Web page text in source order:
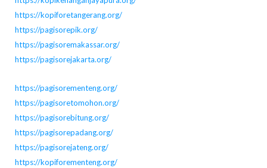
https://kopiforetangerang.org/
https://pagisorepik.org/
https://pagisoremakassar.org/
https://pagisorejakarta.org/
https://pagisorementeng.org/
https://pagisoretomohon.org/
https://pagisorebitung.org/
https://pagisorepadang.org/
https://pagisorejateng.org/
https://kopiforementeng.org/